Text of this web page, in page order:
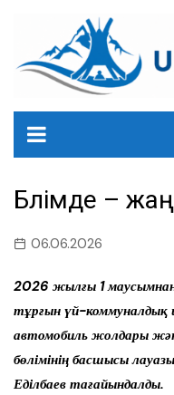
содержанию
Бөлімде –
06.06.2026
2026 жылғы 1
тұрғын үй-
автомобиль жолдары
бөлімінің басшысы
Еділбаев тағайындалды.